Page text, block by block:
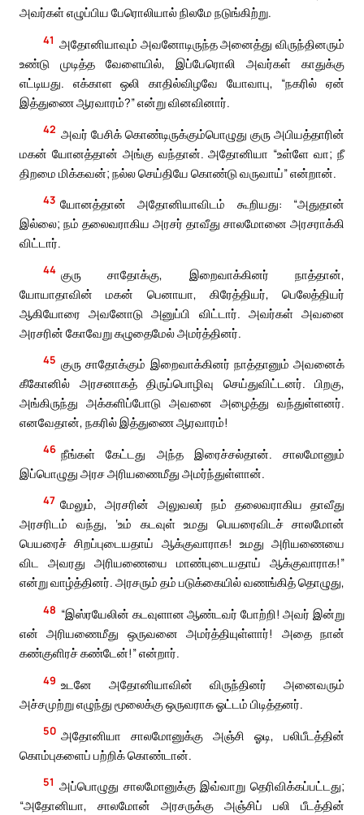
அவர்கள் எழுப்பிய பேரொலியால் நிலமே நடுங்கிற்று.
41 அதோனியாவும் அவனோடிருந்த அனைத்து விருந்தினரும்
உண்டு முடித்த வேளையில், இப்பேரொலி அவர்கள் காதுக்கு
எட்டியது. எக்காள ஒலி காதில்விழவே யோவாபு, “நகரில் ஏன்
இத்துணை ஆரவாரம்?” என்று வினவினார்.
42 அவர் பேசிக் கொண்டிருக்கும்பொழுது குரு அபியத்தாரின்
மகன் யோனத்தான் அங்கு வந்தான். அதோனியா “உள்ளே வா; நீ
திறமை மிக்கவன்; நல்ல செய்தியே கொண்டு வருவாய்” என்றான்.
43 யோனத்தான் அதோனியாவிடம் கூறியது: “அதுதான்
இல்லை; நம் தலைவராகிய அரசர் தாவீது சாலமோனை அரசராக்கி
விட்டார்.
44 குரு சாதோக்கு, இறைவாக்கினர் நாத்தான்,
யோயாதாவின் மகன் பெனாயா, கிரேத்தியர், பெலேத்தியர்
ஆகியோரை அவனோடு அனுப்பி விட்டார். அவர்கள் அவனை
அரசரின் கோவேறு கழுதைமேல் அமர்த்தினர்.
45 குரு சாதோக்கும் இறைவாக்கினர் நாத்தானும் அவனைக்
கீகோனில் அரசனாகத் திருப்பொழிவு செய்துவிட்டனர். பிறகு,
அங்கிருந்து அக்களிப்போடு அவனை அழைத்து வந்துள்ளனர்.
எனவேதான், நகரில் இத்துணை ஆரவாரம்!
46 நீங்கள் கேட்டது அந்த இரைச்சல்தான். சாலமோனும்
இப்பொழுது அரச அரியணைமீது அமர்ந்துள்ளான்.
47 மேலும், அரசரின் அலுவலர் நம் தலைவராகிய தாவீது
அரசரிடம் வந்து, ‘உம் கடவுள் உமது பெயரைவிடச் சாலமோன்
பெயரைச் சிறப்புடையதாய் ஆக்குவாராக! உமது அரியணையை
விட அவரது அரியணையை மாண்புடையதாய் ஆக்குவாராக!”
என்று வாழ்த்தினர். அரசரும் தம் படுக்கையில் வணங்கித் தொழுது,
48 “இஸ்ரயேலின் கடவுளான ஆண்டவர் போற்றி! அவர் இன்று
என் அரியணைமீது ஒருவனை அமர்த்தியுள்ளார்! அதை நான்
கண்குளிரச் கண்டேன்!” என்றார்.
49 உடனே அதோனியாவின் விருந்தினர் அனைவரும்
அச்சமுற்று எழுந்து மூலைக்கு ஒருவராக ஓட்டம் பிடித்தனர்.
50 அதோனியா சாலமோனுக்கு அஞ்சி ஓடி, பலிபீடத்தின்
கொம்புகளைப் பற்றிக் கொண்டான்.
51 அப்பொழுது சாலமோனுக்கு இவ்வாறு தெரிவிக்கப்பட்டது;
“அதோனியா, சாலமோன் அரசருக்கு அஞ்சிப் பலி பீடத்தின்